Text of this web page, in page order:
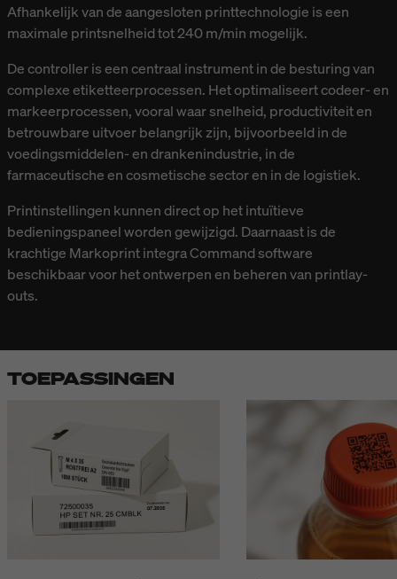
Afhankelijk van de aangesloten printtechnologie is een
maximale printsnelheid tot 240 m/min mogelijk.
De controller is een centraal instrument in de besturing van
complexe etiketteerprocessen. Het optimaliseert codeer- en
markeerprocessen, vooral waar snelheid, productiviteit en
betrouwbare uitvoer belangrijk zijn, bijvoorbeeld in de
voedingsmiddelen- en drankenindustrie, in de
farmaceutische en cosmetische sector en in de logistiek.
Printinstellingen kunnen direct op het intuïtieve
bedieningspaneel worden gewijzigd. Daarnaast is de
krachtige Markoprint integra Command software
beschikbaar voor het ontwerpen en beheren van printlay-
outs.
TOEPASSINGEN